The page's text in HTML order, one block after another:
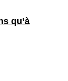
qu’à